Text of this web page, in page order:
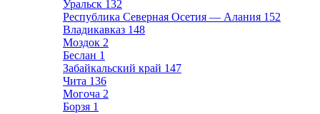
Уральск 132
Республика Северная Осетия — Алания 152
Владикавказ 148
Моздок 2
Беслан 1
Забайкальский край 147
Чита 136
Могоча 2
Борзя 1